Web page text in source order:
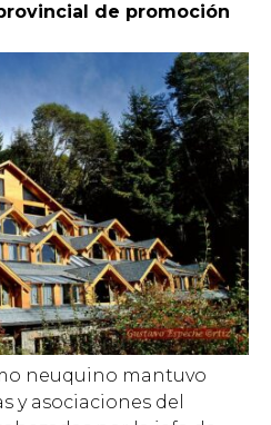
de promoción
neuquino mantuvo
y asociaciones del